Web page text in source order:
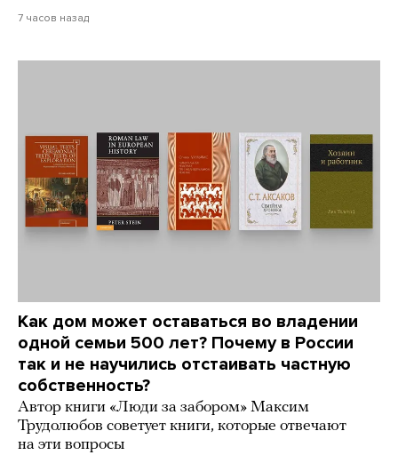
7 часов назад
Как дом может оставаться во владении
одной семьи 500 лет? Почему в России
так и не научились отстаивать частную
собственность?
Автор книги «Люди за забором» Максим
Трудолюбов советует книги, которые отвечают
на эти вопросы